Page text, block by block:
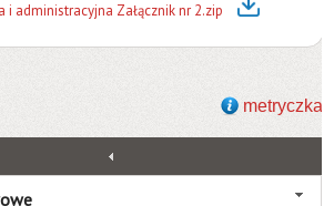
administracyjna Załącznik nr 2.zip
metryczka